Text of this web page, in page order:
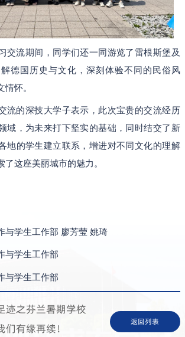
交流期间，同学们还一同游览了雷根斯堡及
德国历史与文化，深刻体验不同的民俗风
怀。
流的深技大学子表示，此次宝贵的交流经历
域，为未来打下坚实的基础，同时结交了新
地的学生建立联系，增进对不同文化的理解
这座美丽城市的魅力。
与学生工作部 廖芳莹 姚琦
与学生工作部
与学生工作部
迹之芬兰暑期学校
有缘再续！
返回列表